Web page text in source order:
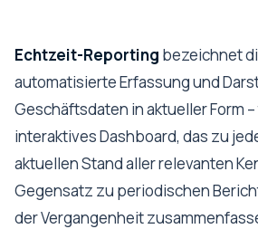
Echtzeit-Reporting bezeichnet
automatisierte Erfassung und
Geschäftsdaten in aktueller Form
interaktives Dashboard, das zu
aktuellen Stand aller relevanten
Gegensatz zu periodischen
der Vergangenheit